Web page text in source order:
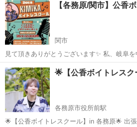
【各務原/関市】公香
関市
見て頂きありがとうございます✨ 私、岐阜を中心に活動しているボー
カリスト×ボイストレーナーの宮木公香と申
市でも、隔週で活動しております🎶 例)第一
田...交互です🚗³...
岐阜 関市 ボーカル レッスン
🌟【公香ボイトレス
各務原市役所前駅
🌟【公香ボイトレスクール】in 各務原🌟 出張レッスン致します‼️ もち